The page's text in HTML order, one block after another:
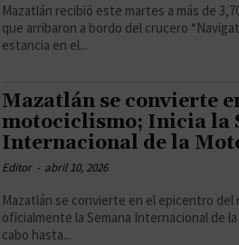
Mazatlán recibió este martes a más de
que arribaron a bordo del crucero “Navigator of
estancia en el...
Mazatlán se convierte
motociclismo; Inicia la
Internacional de la
Editor - abril 10, 2026
Mazatlán se convierte en el epicentro del
oficialmente la Semana Internacional de
cabo hasta...